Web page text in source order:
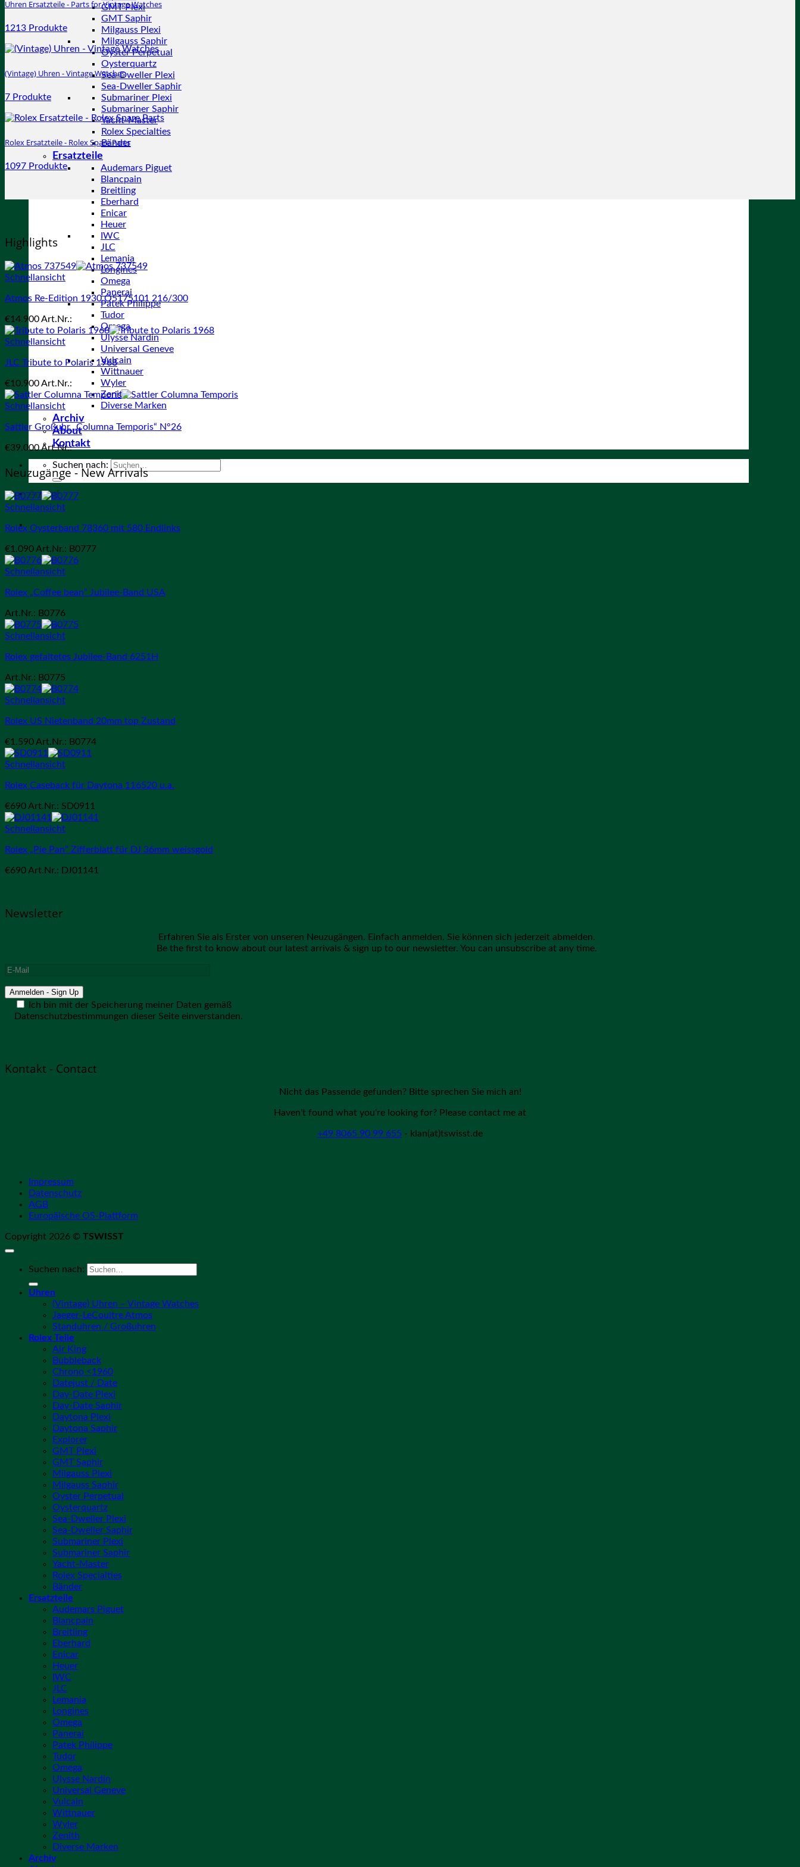
GMT Plexi
GMT Saphir
Milgauss Plexi
Milgauss Saphir
Oyster Perpetual
Oysterquartz
Sea-Dweller Plexi
Sea-Dweller Saphir
Submariner Plexi
Submariner Saphir
Yacht-Master
Rolex Specialties
Bänder
Ersatzteile
Audemars Piguet
Blancpain
Breitling
Eberhard
Enicar
Heuer
IWC
JLC
Lemania
Longines
Omega
Panerai
Patek Philippe
Tudor
Omega
Ulysse Nardin
Universal Geneve
Vulcain
Wittnauer
Wyler
Zenith
Diverse Marken
Archiv
About
Kontakt
Suchen nach:
Ankauf
Uhren Ersatzteile - Parts for Vintage Watches
1213 Produkte
(Vintage) Uhren - Vintage Watches
7 Produkte
Rolex Ersatzteile - Rolex Spare Parts
1097 Produkte
Highlights
Schnellansicht
Atmos Re-Edition 1930 Q5175101 216/300
€14.900Art.Nr.:
Schnellansicht
JLC Tribute to Polaris 1968
€10.900Art.Nr.:
Schnellansicht
Sattler Großuhr „Columna Temporis“ N°26
€39.000Art.Nr.:
Neuzugänge - New Arrivals
Schnellansicht
Rolex Oysterband 78360 mit 580 Endlinks
€1.090Art.Nr.: B0777
Schnellansicht
Rolex „Coffee bean“ Jubilee-Band USA
Art.Nr.: B0776
Schnellansicht
Rolex gefaltetes Jubilee-Band 6251H
Art.Nr.: B0775
Schnellansicht
Rolex US Nietenband 20mm top Zustand
€1.590Art.Nr.: B0774
Schnellansicht
Rolex Caseback für Daytona 116520 u.a.
€690Art.Nr.: SD0911
Schnellansicht
Rolex „Pie Pan“ Zifferblatt für DJ 36mm weissgold
€690Art.Nr.: DJ01141
Newsletter
Erfahren Sie als Erster von unseren Neuzugängen. Einfach anmelden. Sie können sich jederzeit abmelden.
Be the first to know about our latest arrivals & sign up to our newsletter. You can unsubscribe at any time.
Ich bin mit der Speicherung meiner Daten gemäß
Datenschutzbestimmungen dieser Seite einverstanden.
Kontakt - Contact
Nicht das Passende gefunden? Bitte sprechen Sie mich an!
Haven't found what you're looking for? Please contact me at
+49 8065 90 99 655 - klan(at)tswisst.de
Impressum
Datenschutz
AGB
Europäische OS-Plattform
Copyright 2026 © TSWISST
Suchen nach:
Uhren
(Vintage) Uhren – Vintage Watches
Jaeger-LeCoultre Atmos
Standuhren / Großuhren
Rolex Teile
Air King
Bubbleback
Chrono <1960
Datejust / Date
Day-Date Plexi
Day-Date Saphir
Daytona Plexi
Daytona Saphir
Explorer
GMT Plexi
GMT Saphir
Milgauss Plexi
Milgauss Saphir
Oyster Perpetual
Oysterquartz
Sea-Dweller Plexi
Sea-Dweller Saphir
Submariner Plexi
Submariner Saphir
Yacht-Master
Rolex Specialties
Bänder
Ersatzteile
Audemars Piguet
Blancpain
Breitling
Eberhard
Enicar
Heuer
IWC
JLC
Lemania
Longines
Omega
Panerai
Patek Philippe
Tudor
Omega
Ulysse Nardin
Universal Geneve
Vulcain
Wittnauer
Wyler
Zenith
Diverse Marken
Archiv